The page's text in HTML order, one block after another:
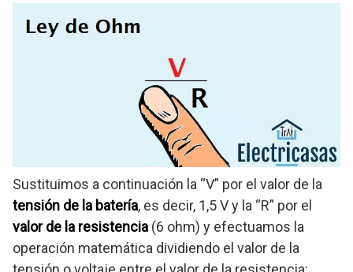
Sustituimos a continuación la “V” por el valor de la
tensión de la batería, es decir, 1,5 V y la “R” por el
valor de la resistencia (6 ohm) y efectuamos la
operación matemática dividiendo el valor de la